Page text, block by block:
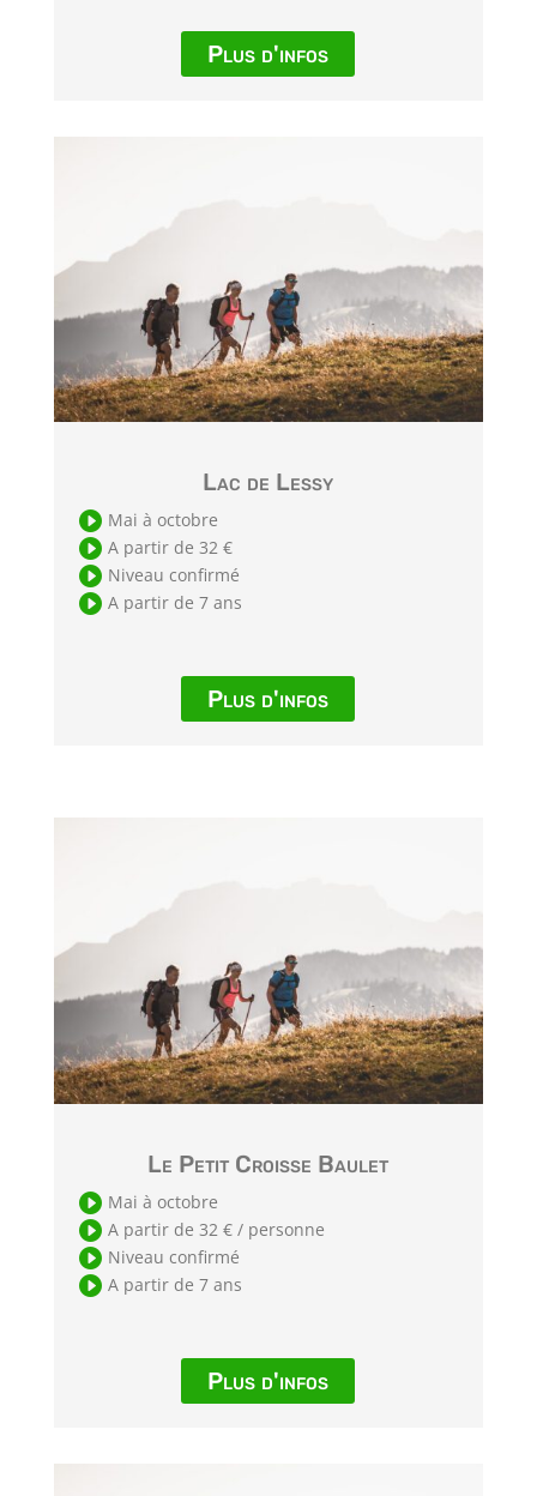
Plus d'infos
Lac de Lessy
 Mai à octobre
 A partir de 32 €
 Niveau confirmé
 A partir de 7 ans
Plus d'infos
Le Petit Croisse Baulet
 Mai à octobre
 A partir de 32 € / personne
 Niveau confirmé
 A partir de 7 ans
Plus d'infos